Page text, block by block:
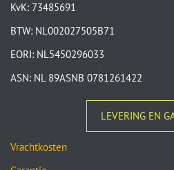
KvK: 73485691
BTW: NL002027505B71
EORI: NL5450296033
ASN: NL 89ASNB 0781261422
LEVERING EN
Vrachtkosten